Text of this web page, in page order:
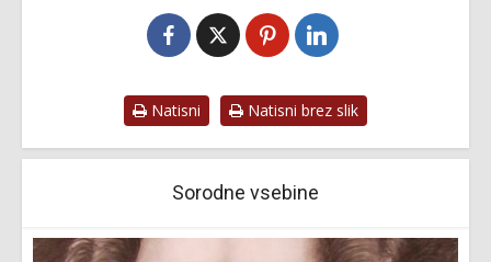
Natisni Natisni brez slik
Sorodne vsebine